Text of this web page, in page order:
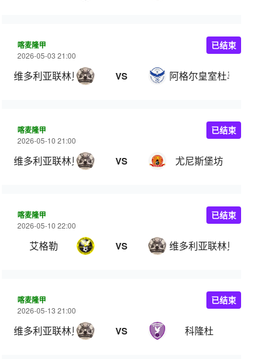
喀麦隆甲
2026-05-03 21:00
维多利亚联林贝 VS 阿格尔皇室杜马
已结束
喀麦隆甲
2026-05-10 21:00
维多利亚联林贝 VS 尤尼斯堡坊
已结束
喀麦隆甲
2026-05-10 22:00
艾格勒 VS 维多利亚联林贝
已结束
喀麦隆甲
2026-05-13 21:00
维多利亚联林贝 VS 科隆杜
已结束